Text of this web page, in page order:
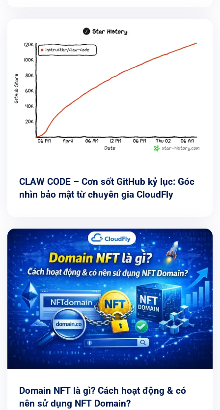
CLAW CODE – Cơn sốt GitHub kỷ lục: Góc
nhìn bảo mật từ chuyên gia CloudFly
Domain NFT là gì? Cách hoạt động & có
nên sử dụng NFT Domain?